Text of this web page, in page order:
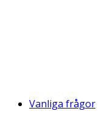
Vanliga frågor